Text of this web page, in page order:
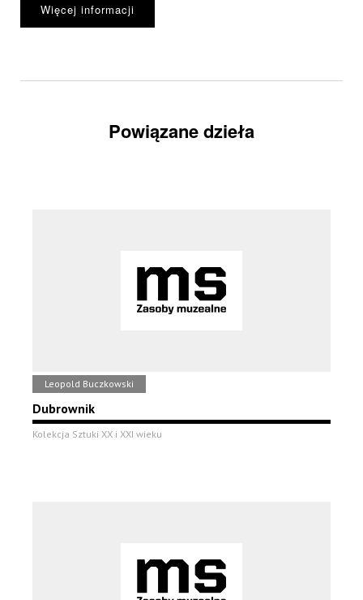
Więcej informacji
Powiązane dzieła
Leopold Buczkowski
Dubrownik
Kolekcja Sztuki XX i XXI wieku